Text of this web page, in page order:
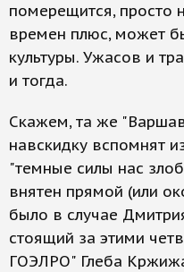
померещится, просто
времен плюс, может
культуры. Ужасов и
и тогда.
Скажем, та же
навскидку вспомнят
"темные силы нас
внятен прямой (или
было в случае
стоящий за этими
ГОЭЛРО" Глеба